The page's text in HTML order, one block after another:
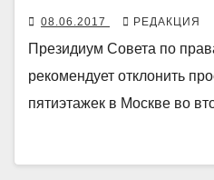
08.06.2017 РЕДАКЦИЯ
Президиум Совета по
рекомендует отклонить
пятиэтажек в Москве во